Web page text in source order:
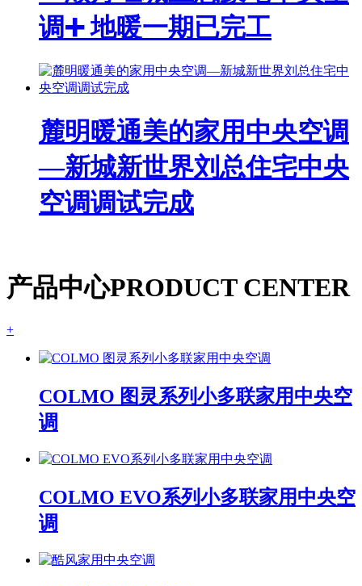
调➕ 地暖一期已完工
麓明暖通美的家用中央空调
—新城新世界刘总住宅中央
空调调试完成
产品中心PRODUCT CENTER
+
COLMO 图灵系列小多联家用中央空
调
COLMO EVO系列小多联家用中央空
调